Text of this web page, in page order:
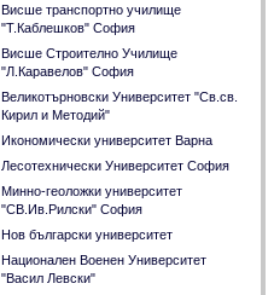
Висше транспортно училище
"Т.Каблешков" София
Висше Строително Училище
"Л.Каравелов" София
Великотърновски Университет "Св.св.
Кирил и Методий"
Икономически университет Варна
Лесотехнически Университет София
Минно-геоложки университет
"СВ.Ив.Рилски" София
Нов български университет
Национален Военен Университет
"Васил Левски"